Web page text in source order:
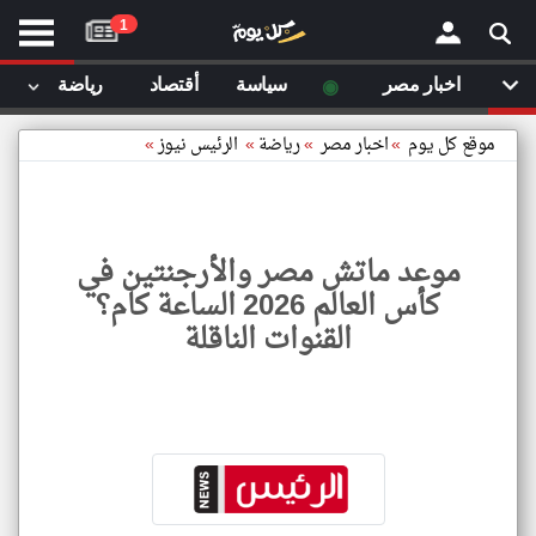
الصفحة الرئيسية
أخر أخبار الوطن العربي
من نحن
إتصل بنا
مصادر الأخبار
أقترح اضافة مصدر
×
موقع كل يوم »اخبار مصر »رياضة» الرئيس نيوز»
موعد ماتش مصر والأرجنتين في
كأس العالم 2026 الساعة كام؟
القنوات الناقلة
1
اخبار مصر ◉ سياسة أقتصاد رياضة
موقع
كل
يوم
مقالات قمت بزيارتها مؤخرا